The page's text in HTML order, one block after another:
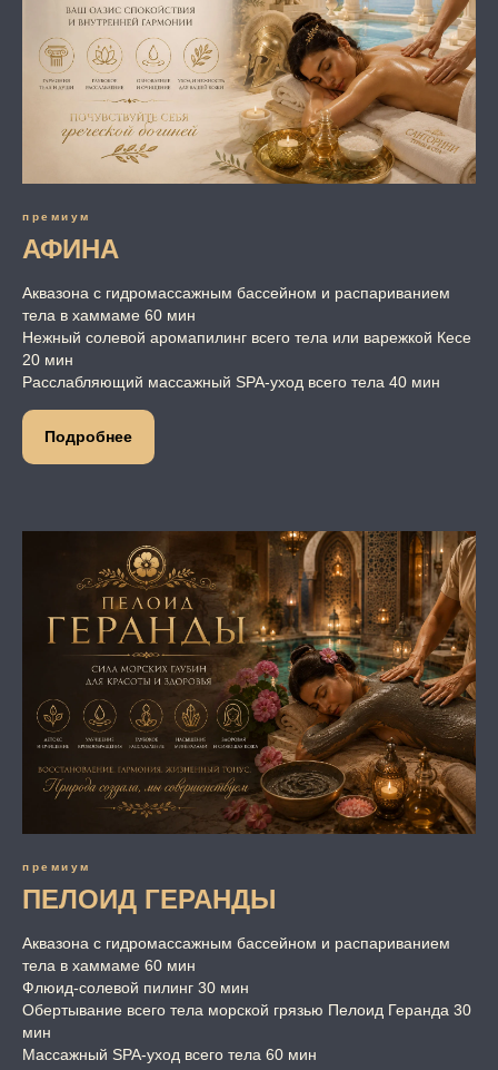
премиум
АФИНА
Аквазона с гидромассажным бассейном и распариванием
тела в хаммаме 60 мин
Нежный солевой аромапилинг всего тела или варежкой Кесе
20 мин
Расслабляющий массажный SPA-уход всего тела 40 мин
Подробнее
премиум
ПЕЛОИД ГЕРАНДЫ
Аквазона с гидромассажным бассейном и распариванием
тела в хаммаме 60 мин
Флюид-солевой пилинг 30 мин
Обертывание всего тела морской грязью Пелоид Геранда 30
мин
Массажный SPA-уход всего тела 60 мин